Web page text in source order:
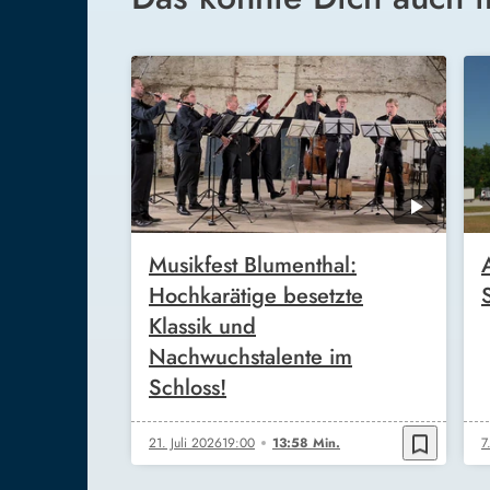
Musikfest Blumenthal:
Hochkarätige besetzte
Klassik und
Nachwuchstalente im
Schloss!
21. Juli 202619:00 13:58 Min. bookmark_border